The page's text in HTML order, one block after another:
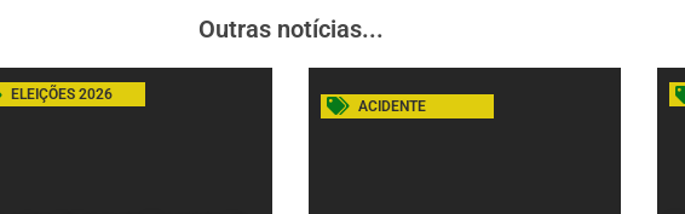
Outras notícias...
ELEIÇÕES 2026
ACIDENTE